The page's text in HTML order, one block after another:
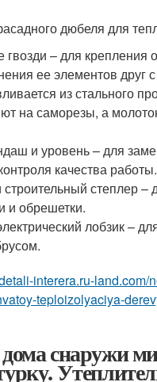
дюбеля для
– для крепления
ее элементов друг
из стального
на саморезы, а
и уровень – для
качества работы.
степлер –
и обрешетки.
лобзик –
interera.ru-land.com/
teploizolyaciya-
снаружи